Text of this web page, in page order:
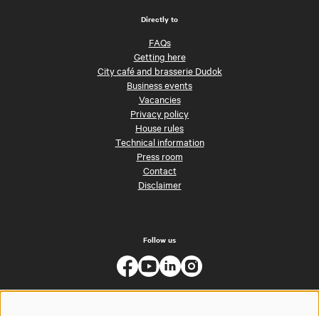
Directly to
FAQs
Getting here
City café and brasserie Dudok
Business events
Vacancies
Privacy policy
House rules
Technical information
Press room
Contact
Disclaimer
Follow us